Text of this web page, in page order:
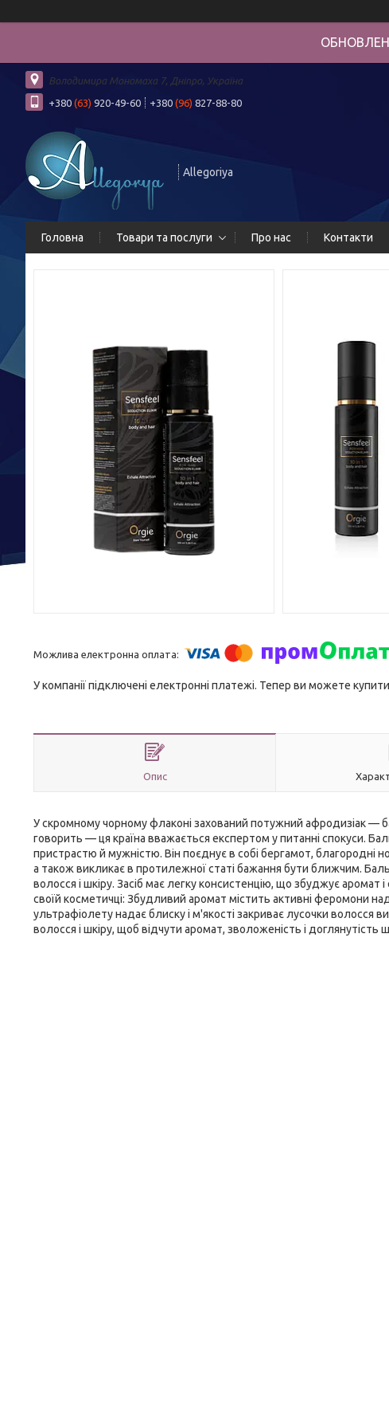
Володимира Мономаха 7, Дніпро, Україна
+380 (63) 920-49-60 +380 (96) 827-88-80
Allegoriya
Головна Товари та послуги Про нас Контакти
У компанії підключені електронні платежі. Тепер ви можете
Опис
У скромному чорному флаконі захований потужний афродизіак —
говорить — ця країна вважається експертом у питанні спокуси.
пристрастю й мужністю. Він поєднує в собі бергамот, благородні
а також викликає в протилежної статі бажання бути ближчим.
волосся і шкіру. Засіб має легку консистенцію, що збуджує
своїй косметичці: Збудливий аромат містить активні феромони
ультрафіолету надає блиску і м'якості закриває лусочки волосся
волосся і шкіру, щоб відчути аромат, зволоженість і доглянутість